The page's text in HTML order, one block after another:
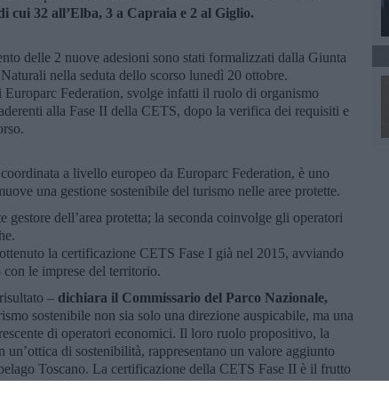
cui 32 all’Elba, 3 a Capraia e 2 al Giglio.
delle 2 nuove adesioni sono stati formalizzati dalla Giunta
nella seduta dello scorso lunedì 20 ottobre.
Federation, svolge infatti il ruolo di organismo
alla Fase II della CETS, dopo la verifica dei requisiti e
a livello europeo da Europarc Federation, è uno
una gestione sostenibile del turismo nelle aree protette.
gestore dell’area protetta; la seconda coinvolge gli operatori
la certificazione CETS Fase I già nel 2015, avviando
le imprese del territorio.
– dichiara il Commissario del Parco Nazionale,
sostenibile non sia solo una direzione auspicabile, ma una
di operatori economici. Il loro ruolo propositivo, la
di sostenibilità, rappresentano un valore aggiunto
Toscano. La certificazione della CETS Fase II è il frutto
ascolto e impegno quotidiano da parte di chi vive e